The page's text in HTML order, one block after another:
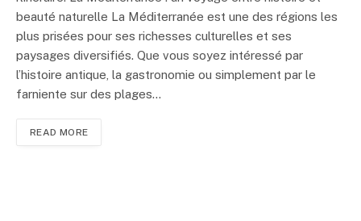
beauté naturelle La Méditerranée est une des régions les
plus prisées pour ses richesses culturelles et ses
paysages diversifiés. Que vous soyez intéressé par
l’histoire antique, la gastronomie ou simplement par le
farniente sur des plages…
READ MORE